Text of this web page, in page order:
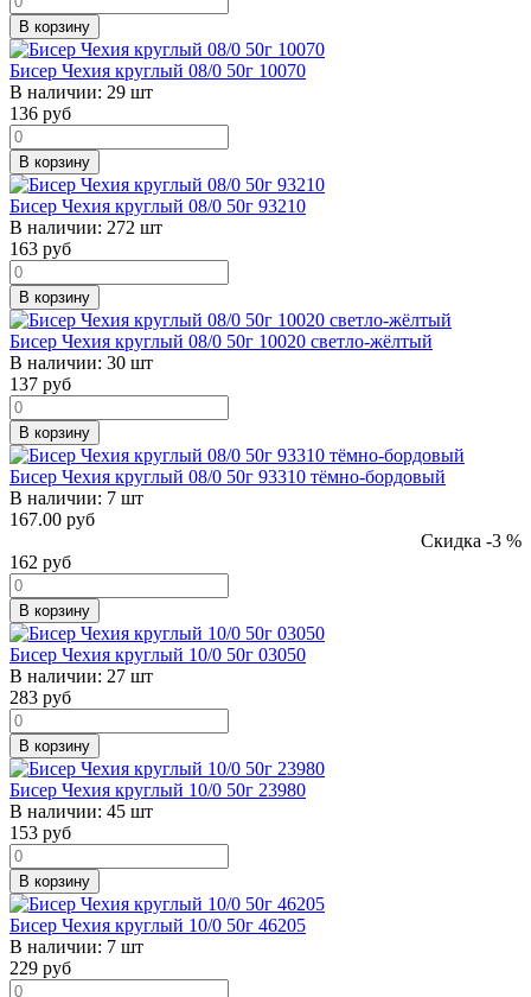
В корзину
Бисер Чехия круглый 08/0 50г 10070
В наличии: 29 шт
136 руб
В корзину
Бисер Чехия круглый 08/0 50г 93210
В наличии: 272 шт
163 руб
В корзину
Бисер Чехия круглый 08/0 50г 10020 светло-жёлтый
В наличии: 30 шт
137 руб
В корзину
Бисер Чехия круглый 08/0 50г 93310 тёмно-бордовый
В наличии: 7 шт
167.00 руб
Скидка -3 %
162 руб
В корзину
Бисер Чехия круглый 10/0 50г 03050
В наличии: 27 шт
283 руб
В корзину
Бисер Чехия круглый 10/0 50г 23980
В наличии: 45 шт
153 руб
В корзину
Бисер Чехия круглый 10/0 50г 46205
В наличии: 7 шт
229 руб